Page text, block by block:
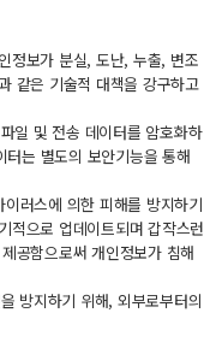
정보가 분실, 도난, 누출, 변조
같은 기술적 대책을 강구하고
일 및 전송 데이터를 암호화하
는 별도의 보안기능을 통해
러스에 의한 피해를 방지하기
적으로 업데이트되며 갑작스런
공함으로써 개인정보가 침해
방지하기 위해, 외부로부터의